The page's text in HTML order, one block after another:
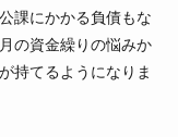
課にかかる負債もな
の資金繰りの悩みか
持てるようになりま